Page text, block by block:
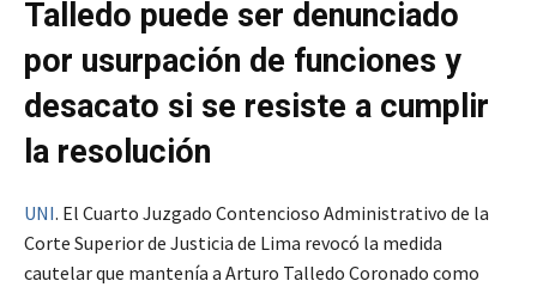
Talledo puede ser denunciado
por usurpación de funciones y
desacato si se resiste a cumplir
la resolución
UNI. El Cuarto Juzgado Contencioso Administrativo de la
Corte Superior de Justicia de Lima revocó la medida
cautelar que mantenía a Arturo Talledo Coronado como